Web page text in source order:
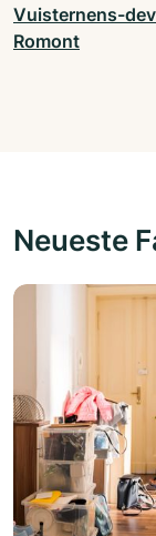
Vuisternens-
Romont
Neueste